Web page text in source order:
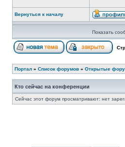
Вернуться к началу
Показать
Портал » Список форумов » Открытые
Кто сейчас на конференции
Сейчас этот форум просматривают: нет